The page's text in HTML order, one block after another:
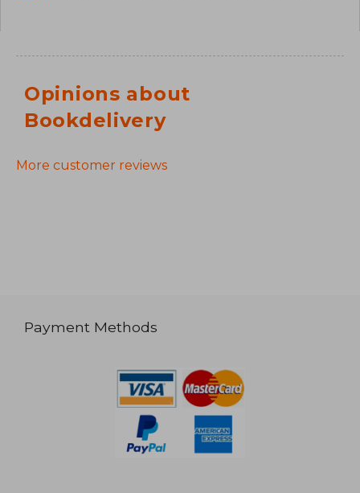
Opinions about
Bookdelivery
More customer reviews
Payment Methods